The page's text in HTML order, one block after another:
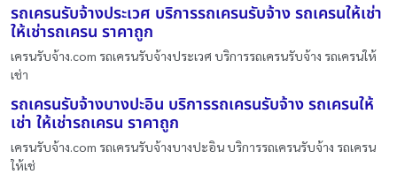
รถเครนรับจ้างประเวศ บริการรถเครนรับจ้าง รถเครนให้เช่า
ให้เช่ารถเครน ราคาถูก
เครนรับจ้าง.com รถเครนรับจ้างประเวศ บริการรถเครนรับจ้าง รถเครนให้
เช่า
รถเครนรับจ้างบางปะอิน บริการรถเครนรับจ้าง รถเครนให้
เช่า ให้เช่ารถเครน ราคาถูก
เครนรับจ้าง.com รถเครนรับจ้างบางปะอิน บริการรถเครนรับจ้าง รถเครน
ให้เช่